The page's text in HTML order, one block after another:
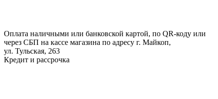
Оплата наличными или банковской картой, по QR-коду или
через СБП на кассе магазина по адресу г. Майкоп,
ул. Тульская, 263
Кредит и рассрочка